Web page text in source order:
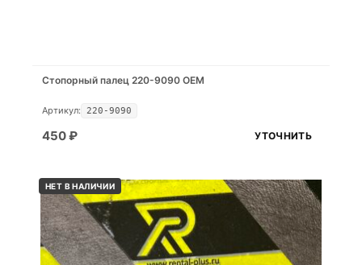
Стопорный палец 220-9090 OEM
Артикул: 220-9090
450₽ УТОЧНИТЬ
НЕТ В НАЛИЧИИ